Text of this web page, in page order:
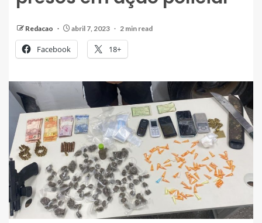
Redacao abril 7, 2023 2 min read
Facebook 18+